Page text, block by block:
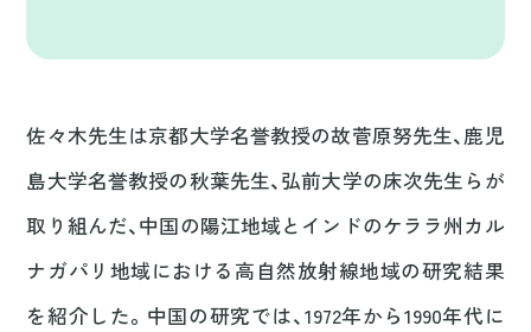
佐々木先生は京都大学名誉教授の故菅原努先生、鹿児
島大学名誉教授の秋葉先生、弘前大学の床次先生らが
取り組んだ、中国の陽江地域とインドのケララ州カル
ナガパリ地域における高自然放射線地域の研究結果
を紹介した。中国の研究では、1972年から1990年代に